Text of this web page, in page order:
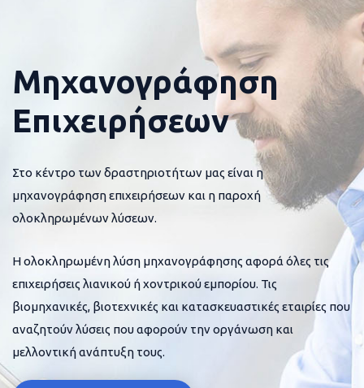
Μηχανογράφηση
Επιχειρήσεων
Στο κέντρο των δραστηριοτήτων μας είναι η
μηχανογράφηση επιχειρήσεων και η παροχή
ολοκληρωμένων λύσεων.
Η ολοκληρωμένη λύση μηχανογράφησης αφορά όλες τις
επιχειρήσεις λιανικού ή χοντρικού εμπορίου. Τις
βιομηχανικές, βιοτεχνικές και κατασκευαστικές εταιρίες που
αναζητούν λύσεις που αφορούν την οργάνωση και
μελλοντική ανάπτυξη τους.